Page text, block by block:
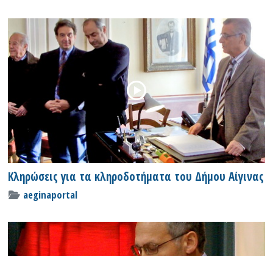
Κληρώσεις για τα κληροδοτήματα του Δήμου Αίγινας
aeginaportal